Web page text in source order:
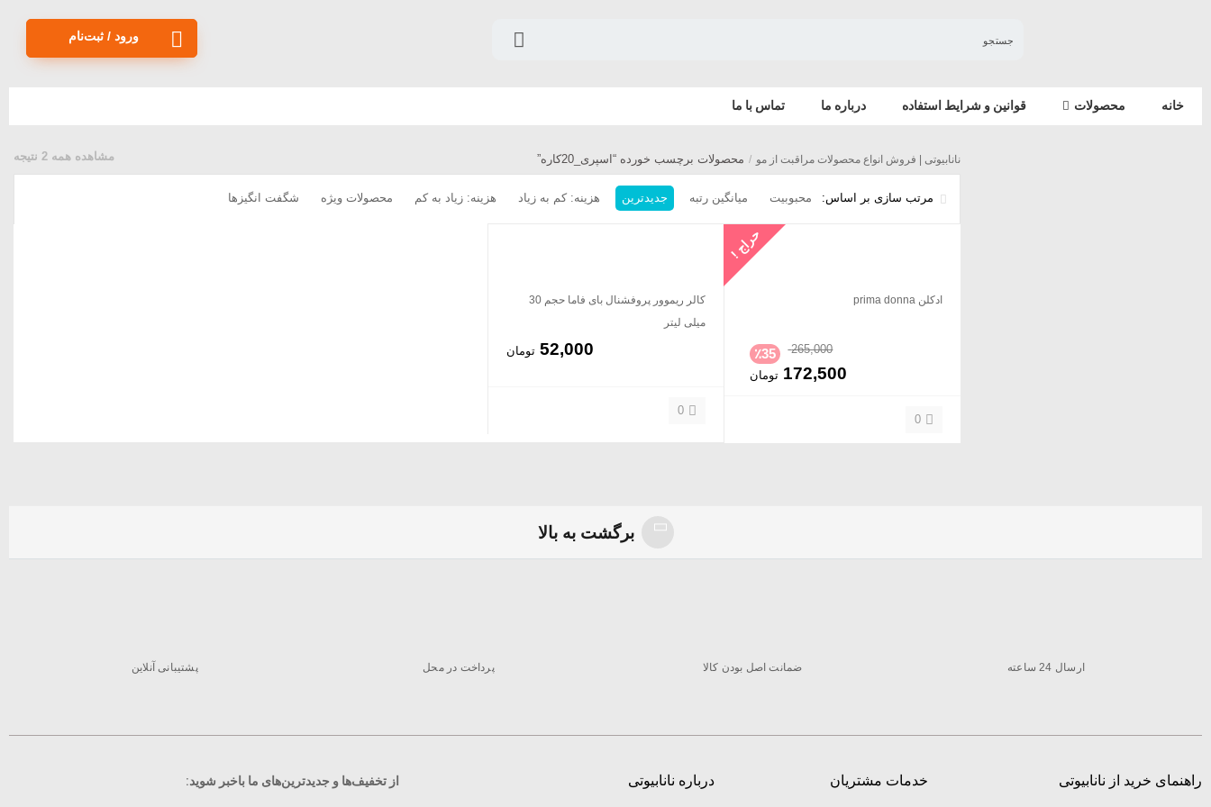
ورود / ثبت‌نام
خانه محصولات قوانین و شرایط استفاده درباره ما تماس با ما
نانابیوتی | فروش انواع محصولات مراقبت از مو / محصولات برچسب خورده “اسپری_20کاره” مشاهده همه 2 نتیجه
مرتب سازی بر اساس: محبوبیت میانگین رتبه جدیدترین هزینه: کم به زیاد هزینه: زیاد به کم محصولات ویژه شگفت انگیزها
حراج !
ادکلن prima donna
0
٪35 265,000
172,500 تومان
کالر ریموور پروفشنال بای فاما حجم 30
میلی لیتر
0
52,000 تومان
برگشت به بالا
ارسال 24 ساعته ضمانت اصل بودن کالا پرداخت در محل پشتیبانی آنلاین
راهنمای خرید از نانابیوتی خدمات مشتریان درباره نانابیوتی از تخفیف‌ها و جدیدترین‌های ما‌ باخبر شوید: